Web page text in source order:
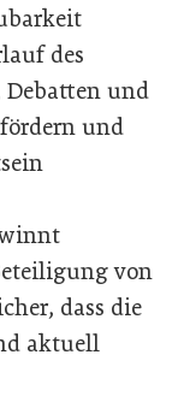
des
Debatten und
und
von
dass die
aktuell